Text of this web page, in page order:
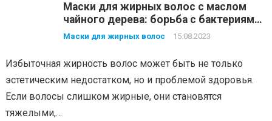
Маски для жирных волос с маслом
чайного дерева: борьба с бактериями
и избавление от зуда
Маски для жирных волос 15.08.2023
Избыточная жирность волос может быть не только
эстетическим недостатком, но и проблемой здоровья.
Если волосы слишком жирные, они становятся
тяжелыми,…